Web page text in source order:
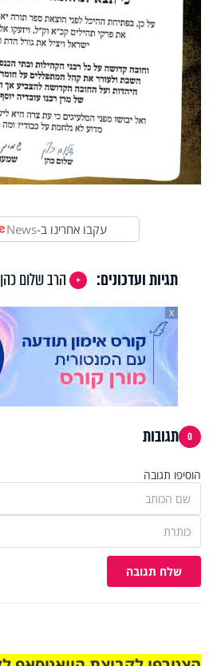
עקבו אחרינו ב-News
תגיות ועדכונים: הרב שלום כהן
X
0 תגובות
הוסיפו תגובה
שלח תגובה